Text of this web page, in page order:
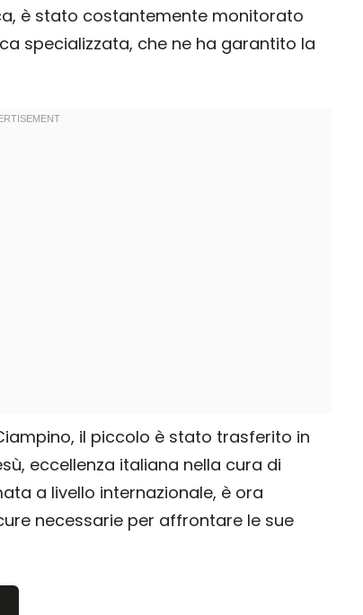
è stato costantemente monitorato
specializzata, che ne ha garantito la
il piccolo è stato trasferito in
eccellenza italiana nella cura di
a livello internazionale, è ora
necessarie per affrontare le sue